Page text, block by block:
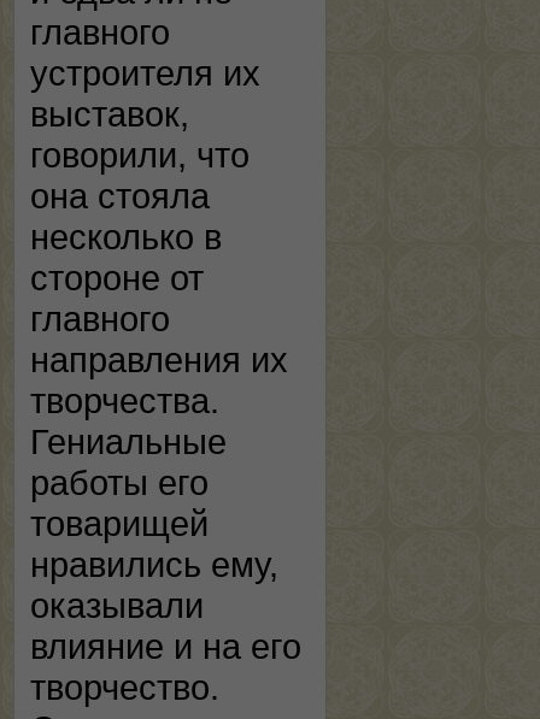
главного
устроителя их
выставок,
говорили, что
она стояла
несколько в
стороне от
главного
направления их
творчества.
Гениальные
работы его
товарищей
нравились ему,
оказывали
влияние и на его
творчество.